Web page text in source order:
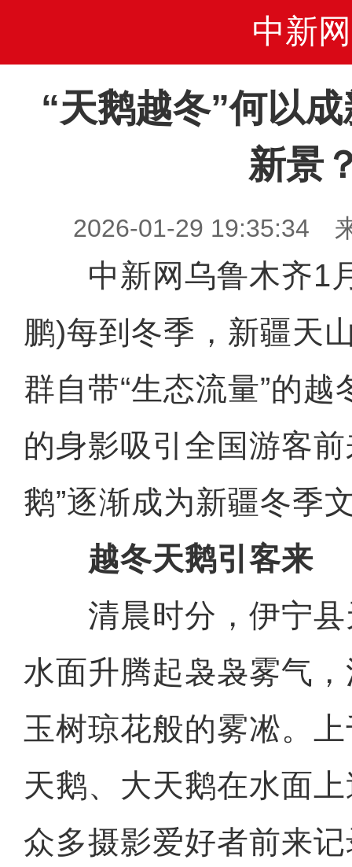
中新网
“天鹅越冬”何以
新景
2026-01-29 19:35:34
中新网乌鲁木齐1
鹏)每到冬季，新疆天
群自带“生态流量”的
的身影吸引全国游客前
鹅”逐渐成为新疆冬季
越冬天鹅引客来
清晨时分，伊宁县
水面升腾起袅袅雾气
玉树琼花般的雾凇。
天鹅、大天鹅在水面
众多摄影爱好者前来